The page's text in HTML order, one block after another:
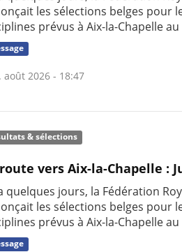
les sélections belges pour
prévus à Aix-la-Chapelle au
août 2026 - 18:47
& sélections
vers Aix-la-Chapelle :
quelques jours, la Fédération
les sélections belges pour
prévus à Aix-la-Chapelle au